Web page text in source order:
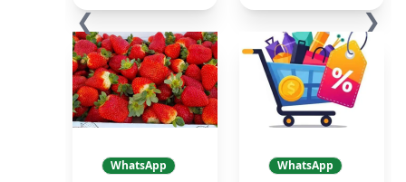
❮
WhatsApp
WhatsApp
❯